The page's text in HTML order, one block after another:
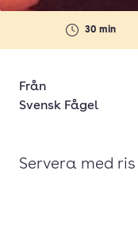
30 min
Från
Svensk Fågel
Servera med